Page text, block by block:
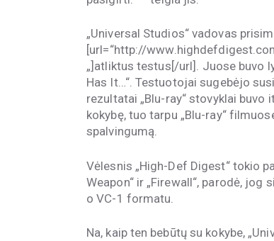
„Universal Studios“ vadovas
[url=“http://
„]atliktus testus[/url]. Juose buvo
Has It…“. Testuotojai sugebėjo
rezultatai „Blu-ray“ stovyklai buvo
kokybę, tuo tarpu „Blu-ray“
spalvingumą.
Vėlesnis „High-Def Digest“ tokio
Weapon“ ir „Firewall“, parodė, jog
o VC-1 formatu.
Na, kaip ten bebūtų su kokybe,